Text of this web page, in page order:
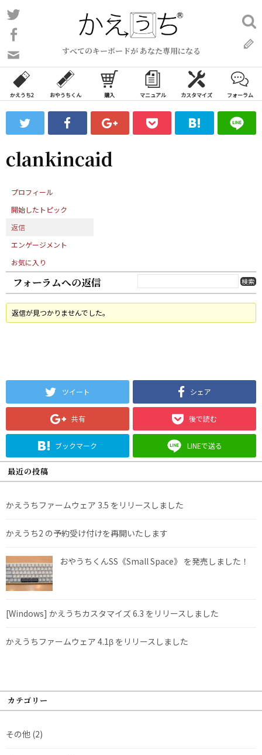
コ
ン
ン
ツ
ス
ッ
すべてのキーボードが あなた専用になる
い
合
わ
フ
ォ
ム
検
索:
かえうち2 おやうちくん 購入 マニュアル カスタマイズ フォーラム
clankincaid
プロフィール
開始したトピック
返信
エンゲージメント
お気に入り
フォーラムへの返信
返信が見つかりませんでした。
ツイート シェア
共有 後で読む
ブックマーク LINEで送る
最近の投稿
かえうちファームウェア 3.5 をリリースしました
かえうち2 の予約受け付けを再開いたします
おやうちくんSS《Small Space》 を発売しました！
[Windows] かえうちカスタマイズ 6.3 をリリースしました
かえうちファームウェア 4.1β をリリースしました
カテゴリー
その他 (2)